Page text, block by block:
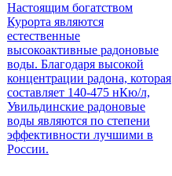
Настоящим богатством
Курорта являются
естественные
высокоактивные радоновые
воды. Благодаря высокой
концентрации радона, которая
составляет 140-475 нКю/л,
Увильдинские радоновые
воды являются по степени
эффективности лучшими в
России.